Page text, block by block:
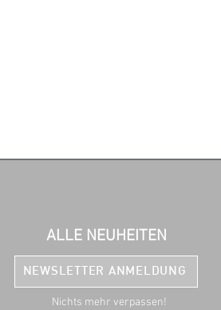
ALLE NEUHEITEN
NEWSLETTER ANMELDUNG
Nichts mehr verpassen!